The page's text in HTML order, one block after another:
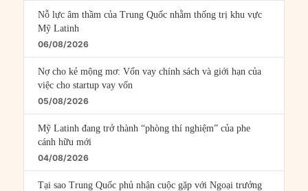
Nỗ lực âm thầm của Trung Quốc nhằm thống trị khu vực
Mỹ Latinh
06/08/2026
Nợ cho kẻ mộng mơ: Vốn vay chính sách và giới hạn của
việc cho startup vay vốn
05/08/2026
Mỹ Latinh đang trở thành “phòng thí nghiệm” của phe
cánh hữu mới
04/08/2026
Tại sao Trung Quốc phủ nhận cuộc gặp với Ngoại trưởng